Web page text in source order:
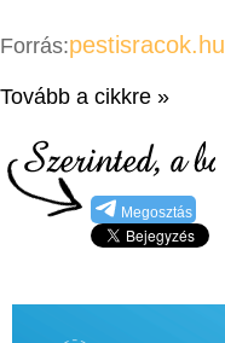
Forrás:pestisracok.hu
Tovább a cikkre »
Megosztás